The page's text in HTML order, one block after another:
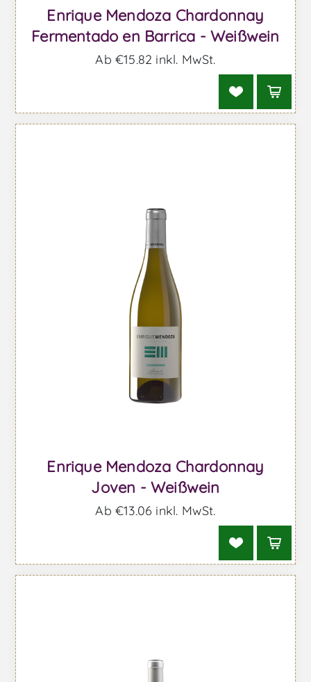
Enrique Mendoza Chardonnay
Fermentado en Barrica - Weißwein
Ab €15,82 inkl. MwSt.
Enrique Mendoza Chardonnay
Joven - Weißwein
Ab €13,06 inkl. MwSt.